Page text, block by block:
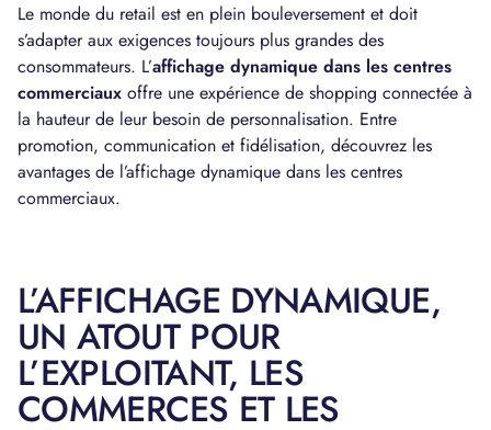
Le monde du retail est en plein bouleversement et doit
s’adapter aux exigences toujours plus grandes des
consommateurs. L’affichage dynamique dans les centres
commerciaux offre une expérience de shopping connectée à
la hauteur de leur besoin de personnalisation. Entre
promotion, communication et fidélisation, découvrez les
avantages de l’affichage dynamique dans les centres
commerciaux.
L’AFFICHAGE DYNAMIQUE,
UN ATOUT POUR
L’EXPLOITANT, LES
COMMERCES ET LES